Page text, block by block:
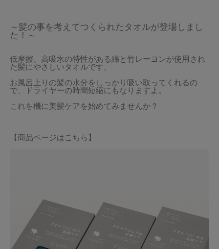
当サイトについて
会員サービス
店舗リスト
～髪の事を考えてつくられたタオルが登場しまし
た！～
低摩擦、高吸水の特性がある綿と竹レーヨンが使用され
た髪にやさしいタオルです。
お風呂上りの髪の水分をしっかり吸い取ってくれるの
で、ドライヤーの時間短縮にもなりますよ。
これを機に美髪ケアを始めてみませんか？
【商品ページはこちら】